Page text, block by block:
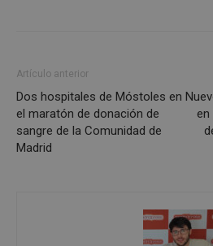
Artículo anterior
Dos hospitales de Móstoles en
el maratón de donación de
sangre de la Comunidad de
Madrid
en
Cookies de
Cookies no